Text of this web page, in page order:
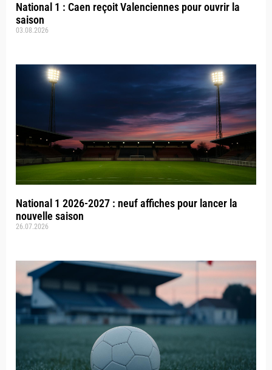
National 1 : Caen reçoit Valenciennes pour ouvrir la
saison
03.08.2026
National 1 2026-2027 : neuf affiches pour lancer la
nouvelle saison
26.07.2026